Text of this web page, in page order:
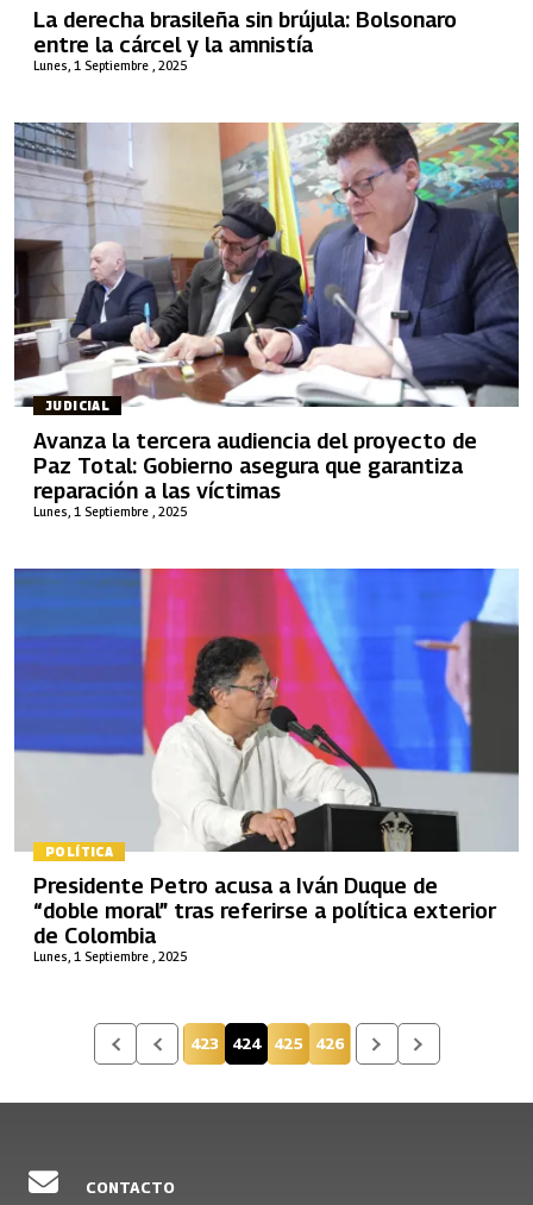
Lunes, 1 Septiembre , 2025
La derecha brasileña sin brújula: Bolsonaro
entre la cárcel y la amnistía
JUDICIAL
Lunes, 1 Septiembre , 2025
Avanza la tercera audiencia del proyecto de
Paz Total: Gobierno asegura que garantiza
reparación a las víctimas
POLÍTICA
Lunes, 1 Septiembre , 2025
Presidente Petro acusa a Iván Duque de
“doble moral” tras referirse a política exterior
de Colombia
Página
423 Página actual
424 Página
425 Página
426
CONTACTO